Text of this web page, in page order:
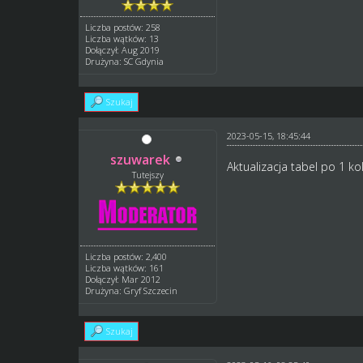
Liczba postów: 258
Liczba wątków: 13
Dołączył: Aug 2019
Drużyna: SC Gdynia
Szukaj
szuwarek
Tutejszy
Liczba postów: 2,400
Liczba wątków: 161
Dołączył: Mar 2012
Drużyna: Gryf Szczecin
2023-05-15, 18:45:44
Aktualizacja tabel po 1
Szukaj